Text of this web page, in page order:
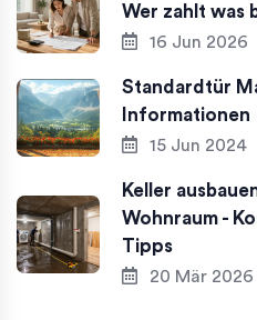
Wer zahlt was
16 Jun 2026
Standardtür
Informationen
15 Jun 2024
Keller
Wohnraum -
Tipps
20 Mär 2026